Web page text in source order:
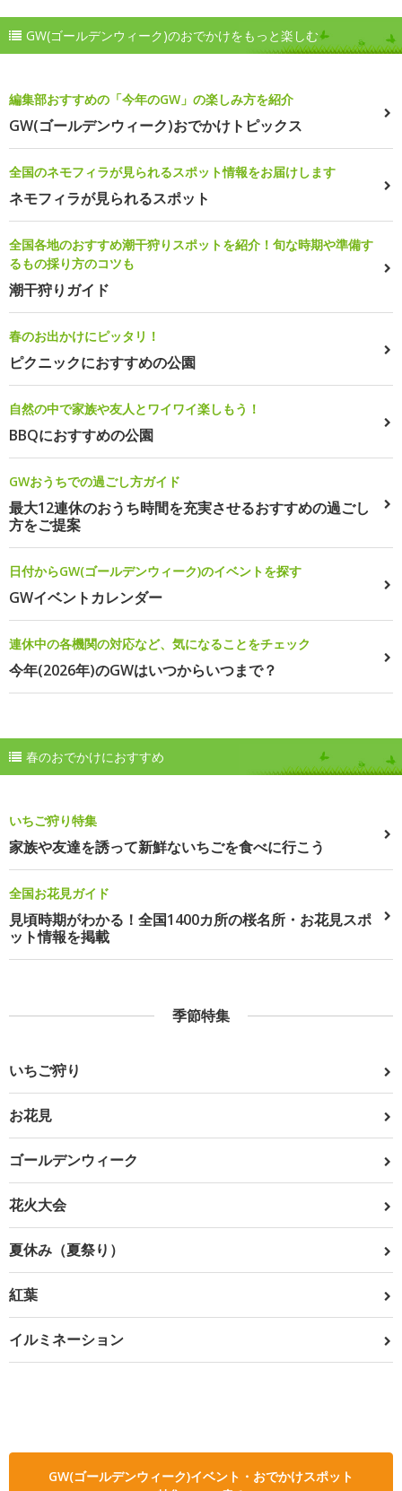
GW(ゴールデンウィーク)のおでかけをもっと楽しむ
編集部おすすめの「今年のGW」の楽しみ方を紹介
GW(ゴールデンウィーク)おでかけトピックス
全国のネモフィラが見られるスポット情報をお届けします
ネモフィラが見られるスポット
全国各地のおすすめ潮干狩りスポットを紹介！旬な時期や準備す
るもの採り方のコツも
潮干狩りガイド
春のお出かけにピッタリ！
ピクニックにおすすめの公園
自然の中で家族や友人とワイワイ楽しもう！
BBQにおすすめの公園
GWおうちでの過ごし方ガイド
最大12連休のおうち時間を充実させるおすすめの過ごし
方をご提案
日付からGW(ゴールデンウィーク)のイベントを探す
GWイベントカレンダー
連休中の各機関の対応など、気になることをチェック
今年(2026年)のGWはいつからいつまで？
春のおでかけにおすすめ
いちご狩り特集
家族や友達を誘って新鮮ないちごを食べに行こう
全国お花見ガイド
見頃時期がわかる！全国1400カ所の桜名所・お花見スポ
ット情報を掲載
季節特集
いちご狩り
お花見
ゴールデンウィーク
花火大会
夏休み（夏祭り）
紅葉
イルミネーション
GW(ゴールデンウィーク)イベント・おでかけスポット